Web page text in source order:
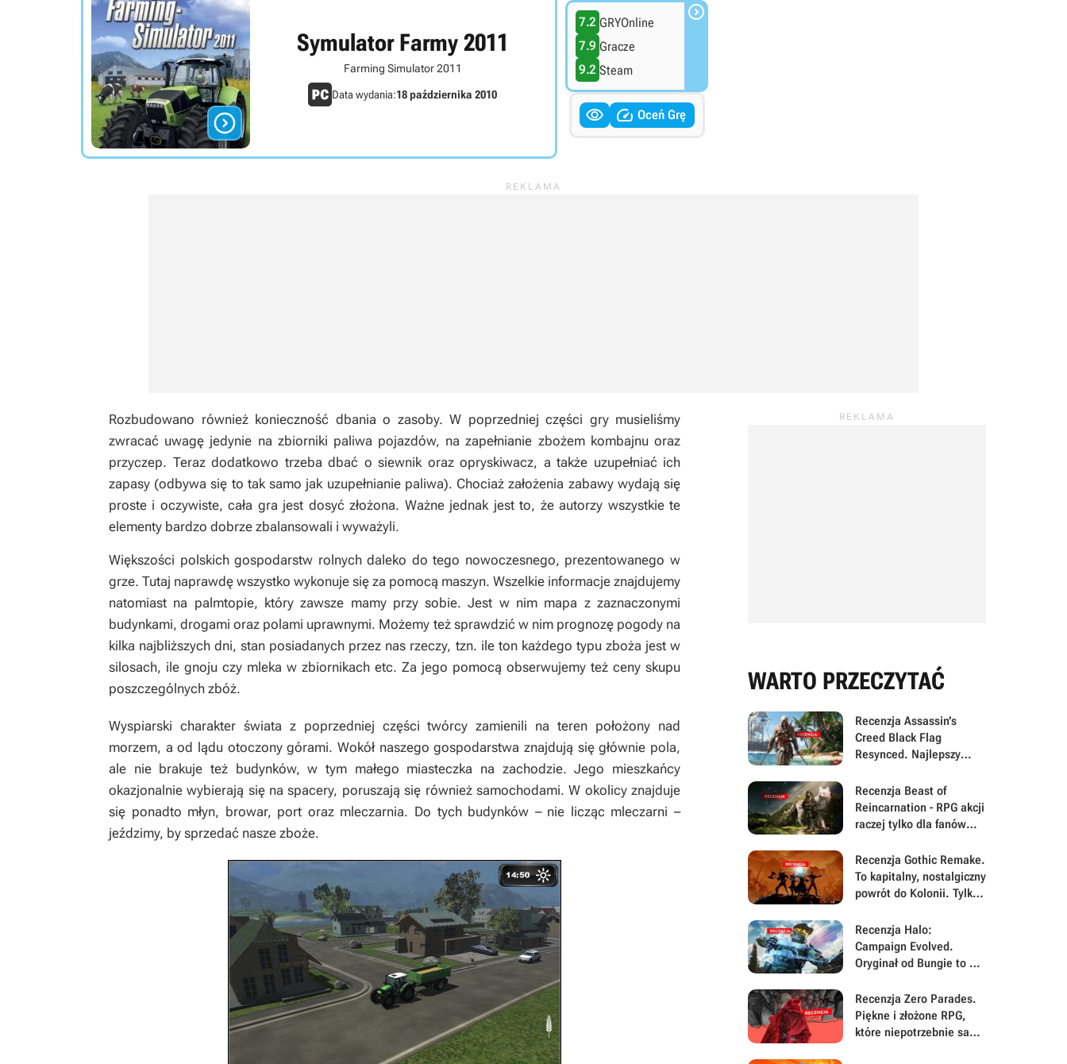

Symulator Farmy 2011
Farming Simulator 2011
Data wydania:18 października 2010
7.2 GRYOnline
7.9 Gracze
9.2 Steam

  Oceń Grę
Rozbudowano również konieczność dbania o zasoby. W poprzedniej części gry musieliśmy
zwracać uwagę jedynie na zbiorniki paliwa pojazdów, na zapełnianie zbożem kombajnu oraz
przyczep. Teraz dodatkowo trzeba dbać o siewnik oraz opryskiwacz, a także uzupełniać ich
zapasy (odbywa się to tak samo jak uzupełnianie paliwa). Chociaż założenia zabawy wydają się
proste i oczywiste, cała gra jest dosyć złożona. Ważne jednak jest to, że autorzy wszystkie te
elementy bardzo dobrze zbalansowali i wyważyli.
Większości polskich gospodarstw rolnych daleko do tego nowoczesnego, prezentowanego w
grze. Tutaj naprawdę wszystko wykonuje się za pomocą maszyn. Wszelkie informacje znajdujemy
natomiast na palmtopie, który zawsze mamy przy sobie. Jest w nim mapa z zaznaczonymi
budynkami, drogami oraz polami uprawnymi. Możemy też sprawdzić w nim prognozę pogody na
kilka najbliższych dni, stan posiadanych przez nas rzeczy, tzn. ile ton każdego typu zboża jest w
silosach, ile gnoju czy mleka w zbiornikach etc. Za jego pomocą obserwujemy też ceny skupu
poszczególnych zbóż.
Wyspiarski charakter świata z poprzedniej części twórcy zamienili na teren położony nad
morzem, a od lądu otoczony górami. Wokół naszego gospodarstwa znajdują się głównie pola,
ale nie brakuje też budynków, w tym małego miasteczka na zachodzie. Jego mieszkańcy
okazjonalnie wybierają się na spacery, poruszają się również samochodami. W okolicy znajduje
się ponadto młyn, browar, port oraz mleczarnia. Do tych budynków – nie licząc mleczarni –
jeździmy, by sprzedać nasze zboże.
WARTO PRZECZYTAĆ
Recenzja Assassin’s
Creed Black Flag
Resynced. Najlepszy
prostu stary Assassyn w
nowym, pięknym
wydaniu
Recenzja Beast of
Reincarnation - RPG akcji
raczej tylko dla fanów
połowie twórcy
zapomnieli o największej
sile swojej gry
Recenzja Gothic Remake.
To kapitalny, nostalgiczny
powrót do Kolonii. Tylko
pełni świętować
Recenzja Halo:
Campaign Evolved.
Oryginał od Bungie to w
gra, ale Halo Studios jej
chyba nie rozumie
Recenzja Zero Parades.
Piękne i złożone RPG,
które niepotrzebnie samo